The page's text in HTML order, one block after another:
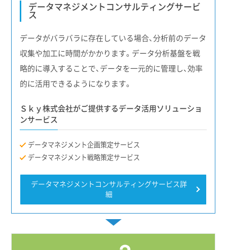
データマネジメントコンサルティングサービ
ス
データがバラバラに存在している場合、分析前のデータ
収集や加工に時間がかかります。データ分析基盤を戦
略的に導入することで、データを一元的に管理し、効率
的に活用できるようになります。
Ｓｋｙ株式会社がご提供するデータ活用ソリューショ
ンサービス
データマネジメント企画策定サービス
データマネジメント戦略策定サービス
データマネジメントコンサルティングサービス詳
細